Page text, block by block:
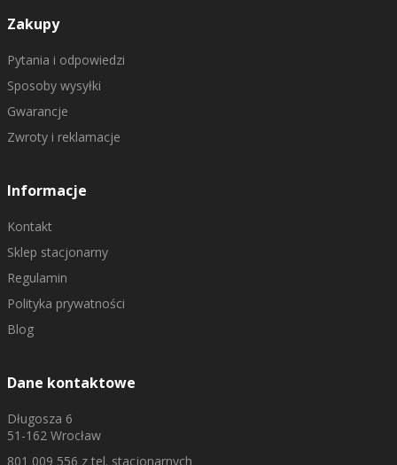
Zakupy
Pytania i odpowiedzi
Sposoby wysyłki
Gwarancje
Zwroty i reklamacje
Informacje
Kontakt
Sklep stacjonarny
Regulamin
Polityka prywatności
Blog
Dane kontaktowe
Długosza 6
51-162 Wrocław
801 009 556 z tel. stacjonarnych